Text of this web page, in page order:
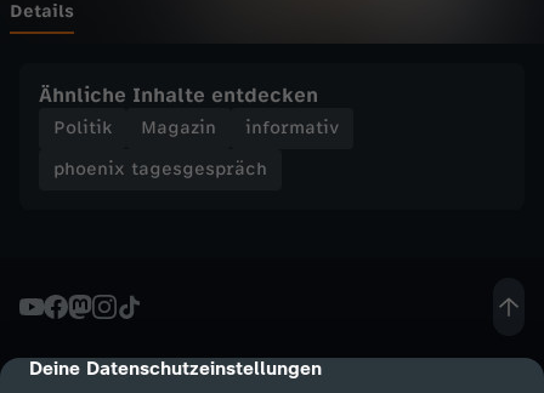
cmp-dialog-description
Deine Datenschutzeinstellungen
g
s
ä
c
Details
Ähnliche Inhalte entdecken
Politik Magazin
informativ
phoenix tagesgespräch